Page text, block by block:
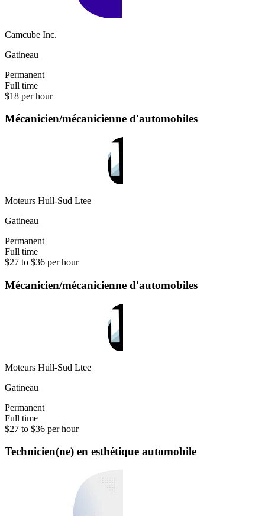
Camcube Inc.
Gatineau
Permanent
Full time
$18 per hour
Mécanicien/mécanicienne d'automobiles
Moteurs Hull-Sud Ltee
Gatineau
Permanent
Full time
$27 to $36 per hour
Mécanicien/mécanicienne d'automobiles
Moteurs Hull-Sud Ltee
Gatineau
Permanent
Full time
$27 to $36 per hour
Technicien(ne) en esthétique automobile